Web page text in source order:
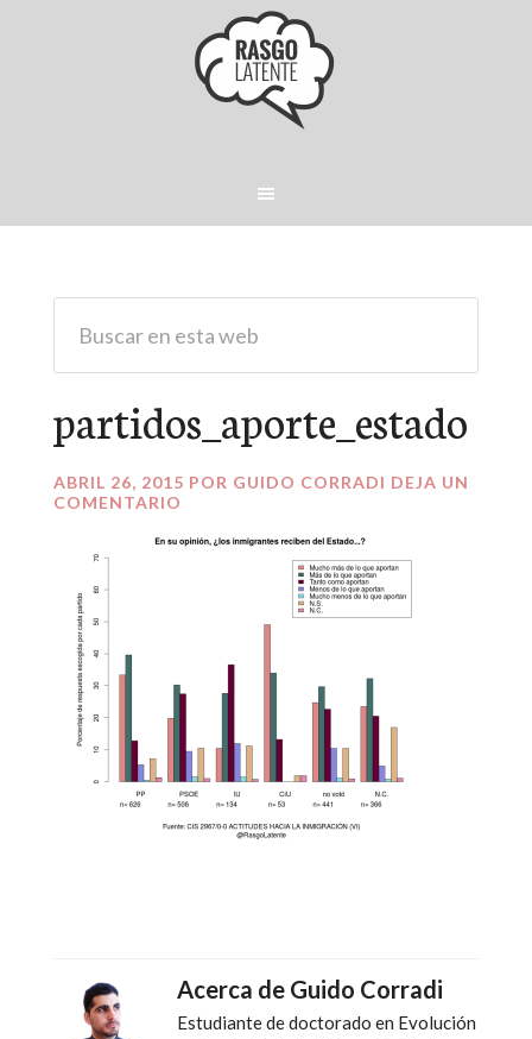
partidos_aporte_estado
ABRIL 26, 2015 POR GUIDO CORRADI DEJA UN
COMENTARIO
Acerca de Guido Corradi
Estudiante de doctorado en Evolución